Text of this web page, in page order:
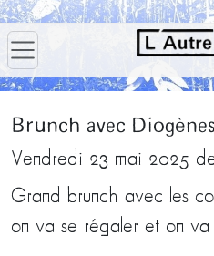
Brunch avec Diogènes
Vendredi 23 mai 2025
Grand brunch avec les
on va se régaler et on